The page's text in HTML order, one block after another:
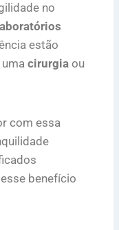
no
estão
cirurgia ou
com essa
benefício